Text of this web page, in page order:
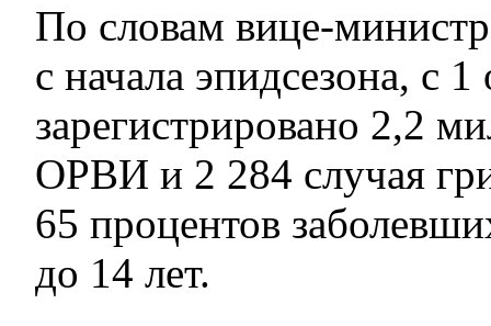
По словам вице-
с начала эпидсезона, с 1
зарегистрировано 2,2
ОРВИ и 2 284 случая
65 процентов
до 14 лет.